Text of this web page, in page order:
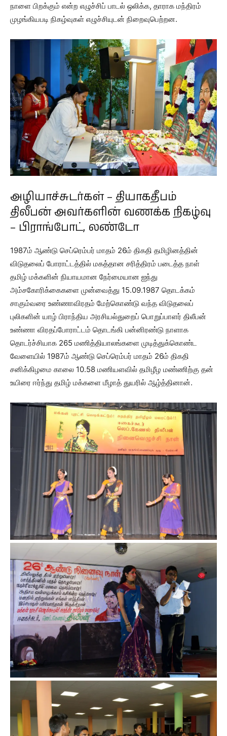
நாளை பிறக்கும் என்ற எழுச்சிப் பாடல் ஒலிக்க, தாராக மந்திரம்
முழங்கியபடி நிகழ்வுகள் எழுச்சியுடன் நிறைவுபெற்றன.
அழியாச்சுடர்கள் – தியாகதீபம்
திலீபன் அவர்களின் வணக்க நிகழ்வு
– பிராங்போட், லண்டோ
1987ம் ஆண்டு செப்ரெம்பர் மாதம் 26ம் திகதி தமிழினத்தின்
விடுதலைப் போராட்டத்தில் மகத்தான சரித்திரம் படைத்த நாள்
தமிழ் மக்களின் நியாயமான நேர்மையான ஐந்து
அம்சகோரிக்கைகளை முன்வைத்து 15.09.1987 தொடக்கம்
சாகும்வரை உண்ணாவிரதம் மேற்கொண்டு வந்த விடுதலைப்
புலிகளின் யாழ் பிராந்திய அரசியல்துறைப் பொறுப்பாளர் திலீபன்
உண்ணா விரதப்போராட்டம் தொடங்கி பன்னிரண்டு நாளாக
தொடர்ச்சியாக 265 மணித்தியாலங்களை முடித்துக்கொண்ட
வேளையில் 1987ம் ஆண்டு செப்ரெம்பர் மாதம் 26ம் திகதி
சனிக்கிழமை காலை 10.58 மணியளவில் தமிழீழ மண்ணிற்கு தன்
உயிரை ஈர்ந்து தமிழ் மக்களை மீழாத் துயரில் ஆழ்த்தினான்.